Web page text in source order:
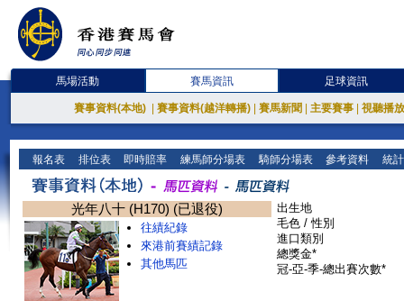
馬場活動 賽馬資訊 足球資訊
賽事資料(本地) 賽事資料(越洋轉播) 賽馬新聞 主要賽事 視聽播
報名表 排位表 即時賠率 練馬師分場表 騎師分場表 參考資料 統
光年八十 (H170) (已退役)
往績紀錄
來港前賽績記錄
其他馬匹
出生地
毛色 / 性別
進口類別
總獎金*
冠-亞-季-總出賽次數*